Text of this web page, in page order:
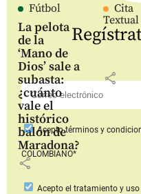
Fútbol
La pelota
de la
‘Mano de
Dios’ sale a
subasta:
¿cuánto
vale el
histórico
balón de
Maradona?
share
Cita
Textual
share
Aceptotérminos y
COLOMBIANO*
Acepto el tratamiento y